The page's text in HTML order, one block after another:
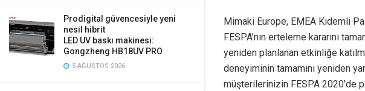
Prodigital güvencesiyle yeni
nesil hibrit
LED UV baskı makinesi:
Gongzheng HB18UV PRO
5 AĞUSTOS 2026
Mimaki Europe, EMEA Kıdemli
FESPA’nın erteleme kararını
yeniden planlanan etkinliğe
deneyiminin tamamını yeniden
müşterilerinizin FESPA 2020’de